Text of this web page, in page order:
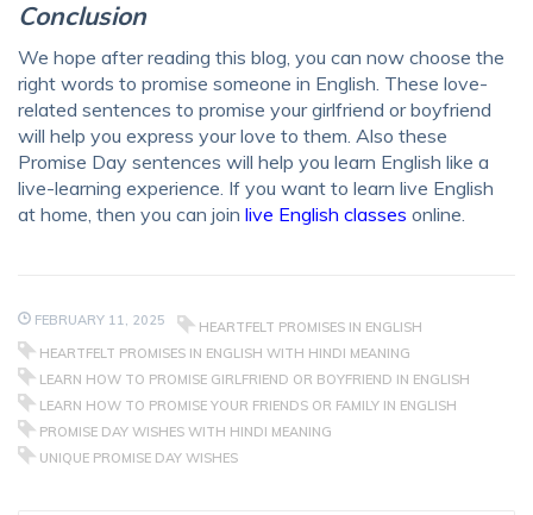
Conclusion
We hope after reading this blog, you can now choose the
right words to promise someone in English . These love-
related sentences to promise your girlfriend or boyfriend
will help you express your love to them . Also these
Promise Day sentences will help you learn English like a
live-learning experience. If you want to learn live English
at home , then you can join live English classes online.
FEBRUARY 11, 2025
HEARTFELT PROMISES IN ENGLISH
HEARTFELT PROMISES IN ENGLISH WITH HINDI MEANING
LEARN HOW TO PROMISE GIRLFRIEND OR BOYFRIEND IN ENGLISH
LEARN HOW TO PROMISE YOUR FRIENDS OR FAMILY IN ENGLISH
PROMISE DAY WISHES WITH HINDI MEANING
UNIQUE PROMISE DAY WISHES